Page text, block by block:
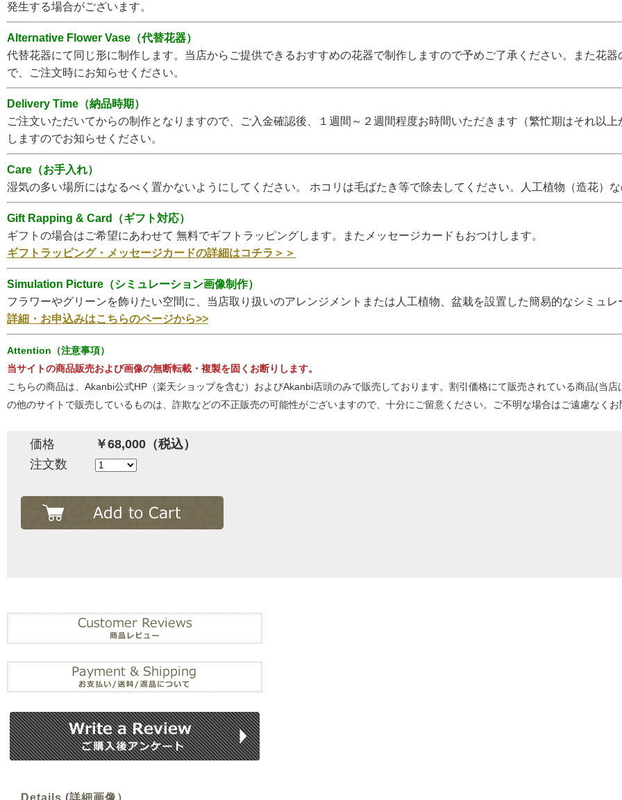
発生する場合がございます。
Alternative Flower Vase（代替花器）
代替花器にて同じ形に制作します。当店からご提供できるおすすめの花器で制作しますので予めご了承ください。また花
で、ご注文時にお知らせください。
Delivery Time（納品時期）
ご注文いただいてからの制作となりますので、ご入金確認後、１週間～２週間程度お時間いただきます（繁忙期はそれ以
しますのでお知らせください。
Care（お手入れ）
湿気の多い場所にはなるべく置かないようにしてください。 ホコリは毛ばたき等で除去してください。人工植物（造花）
Gift Rapping & Card（ギフト対応）
ギフトの場合はご希望にあわせて 無料でギフトラッピングします。またメッセージカードもおつけします。
ギフトラッピング・メッセージカードの詳細はコチラ＞＞
Simulation Picture（シミュレーション画像制作）
フラワーやグリーンを飾りたい空間に、当店取り扱いのアレンジメントまたは人工植物、盆栽を設置した簡易的なシミュ
詳細・お申込みはこちらのページから>>
Attention（注意事項）
当サイトの商品販売および画像の無断転載・複製を固くお断りします。
こちらの商品は、Akanbi公式HP（楽天ショップを含む）およびAkanbi店頭のみで販売しております。割引価格にて販売されている商品(当
の他のサイトで販売しているものは、詐欺などの不正販売の可能性がございますので、十分にご留意ください。ご不明な場合はご遠慮なく
価格
￥68,000（税込）
注文数
Details (詳細画像）